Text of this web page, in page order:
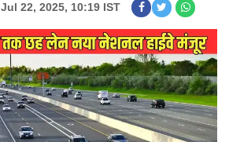
Jul 22, 2025, 10:19 IST